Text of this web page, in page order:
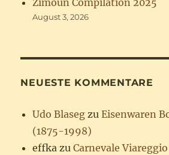
Zimoun Compilation 2025
August 3, 2026
NEUESTE KOMMENTARE
Udo Blaseg zuEisenwaren
(1875-1998)
effka zuCarnevale